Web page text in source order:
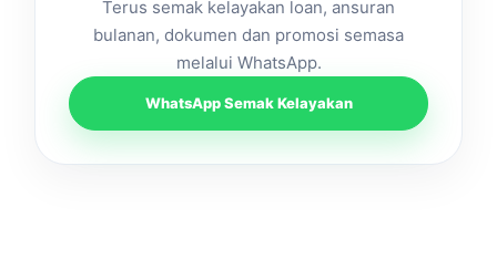
Terus semak kelayakan loan, ansuran
bulanan, dokumen dan promosi semasa
melalui WhatsApp.
WhatsApp Semak Kelayakan